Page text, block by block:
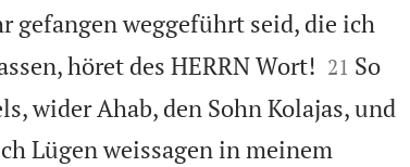
gefangen weggeführt seid, die ich
höret des HERRN Wort!
21 So
wider Ahab, den Sohn Kolajas, und
Lügen weissagen in meinem